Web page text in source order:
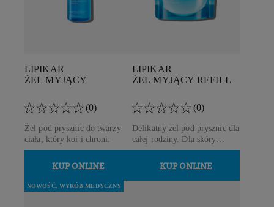
LIPIKAR
ŻEL MYJĄCY
(0)
Żel pod prysznic do twarzy
ciała, który koi i chroni.
KUP ONLINE
LIPIKAR
ŻEL MYJĄCY REFILL
(0)
Delikatny żel pod prysznic dla
całej rodziny. Dla skóry
wrażliwej, suchej i skłonnej
do podrażnień.KUP ONLINE
NOWOŚĆ. WYRÓB MEDYCZNY